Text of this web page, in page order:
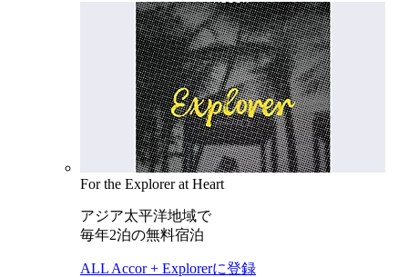
For the Explorer at Heart
アジア太平洋地域で
毎年2泊の無料宿泊
ALL Accor + Explorerに登録